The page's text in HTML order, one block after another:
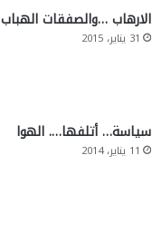
الارهاب …والصفقات الهباب
31 يناير، 2015
سياسة… أتلفها…. الهوا
11 يناير، 2014